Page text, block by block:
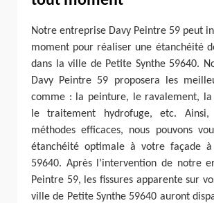
Notre entreprise Davy Peintre 59 peut
moment pour réaliser une étanchéité
dans la ville de Petite Synthe 59640.
Davy Peintre 59 proposera les
comme : la peinture, le ravalement, la
le traitement hydrofuge, etc.
méthodes efficaces, nous pouvons
étanchéité optimale à votre façade à
59640. Après l’intervention de notre
Peintre 59, les fissures apparente sur
ville de Petite Synthe 59640 auront